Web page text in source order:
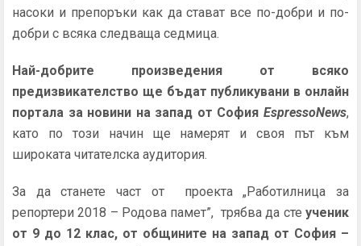
насоки и препоръки как да стават все по-добри и по-
добри с всяка следваща седмица.
Най-добрите
произведения от всяко
предизвикателство ще бъдат публикувани в онлайн
портала за новини на запад от София EspressoNews,
като по този начин ще намерят и своя път към
широката читателска аудитория.
За да станете част от проекта „Работилница за
репортери 2018 – Родова памет”, трябва да сте ученик
от 9 до 12 клас, от общините на запад от София –